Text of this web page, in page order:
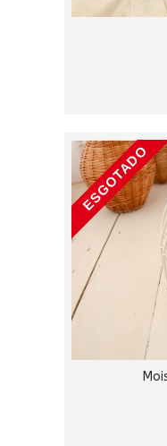
ESGOTADO